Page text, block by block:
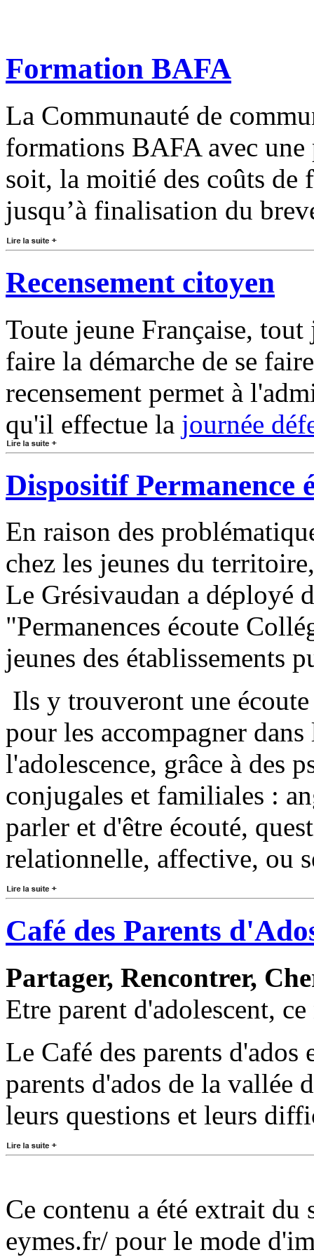
Formation BAFA
La Communauté de
formations BAFA avec
soit, la moitié des coûts de
jusqu’à finalisation du
Recensement citoyen
Toute jeune Française,
faire la démarche de se
recensement permet à
qu'il effectue la journée
Dispositif Permanence
En raison des
chez les jeunes du
Le Grésivaudan a déployé
"Permanences écoute
jeunes des établissements
Ils y trouveront une
pour les accompagner dans
l'adolescence, grâce à des
conjugales et familiales :
parler et d'être écouté,
relationnelle, affective, ou
Café des Parents
Partager, Rencontrer,
Etre parent d'adolescent,
Le Café des parents
parents d'ados de la vallée
leurs questions et leurs
Ce contenu a été extrait
eymes.fr/ pour le mode